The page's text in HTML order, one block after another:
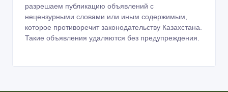
разрешаем публикацию объявлений с
нецензурными словами или иным содержимым,
которое противоречит законодательству Казахстана.
Такие объявления удаляются без предупреждения.